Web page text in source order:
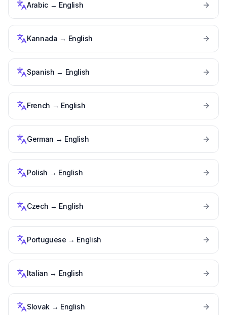
Arabic→ English
Kannada → English
Spanish → English
French → English
German → English
Polish → English
Czech → English
Portuguese → English
Italian → English
Slovak→ English